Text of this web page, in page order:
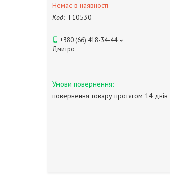
Немає в наявності
Код: T10530
+380 (66) 418-34-44
Дмитро
повернення товару протягом 14 днів